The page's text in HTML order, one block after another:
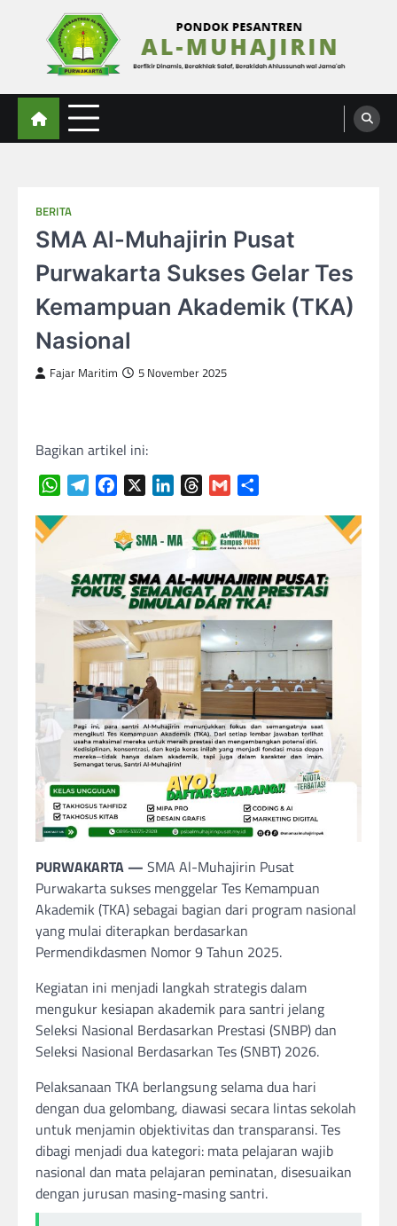
Al-Muhajirin
Berpikir Dinamis – Berakhlak Salaf – Berakidah Ahlussunah wal Jamaah
BERITA
SMA Al-Muhajirin Pusat
Purwakarta Sukses Gelar Tes
Kemampuan Akademik (TKA)
Nasional
Fajar Maritim 5 November 2025
Bagikan artikel ini:
WhatsAppTelegramFacebook LinkedInThreads
Gmail
PURWAKARTA — SMA Al-Muhajirin Pusat
Purwakarta sukses menggelar Tes Kemampuan
Akademik (TKA) sebagai bagian dari program nasional
yang mulai diterapkan berdasarkan
Permendikdasmen Nomor 9 Tahun 2025.
Kegiatan ini menjadi langkah strategis dalam
mengukur kesiapan akademik para santri jelang
Seleksi Nasional Berdasarkan Prestasi (SNBP) dan
Seleksi Nasional Berdasarkan Tes (SNBT) 2026.
Pelaksanaan TKA berlangsung selama dua hari
dengan dua gelombang, diawasi secara lintas sekolah
untuk menjamin objektivitas dan transparansi. Tes
dibagi menjadi dua kategori: mata pelajaran wajib
nasional dan mata pelajaran peminatan, disesuaikan
dengan jurusan masing-masing santri.